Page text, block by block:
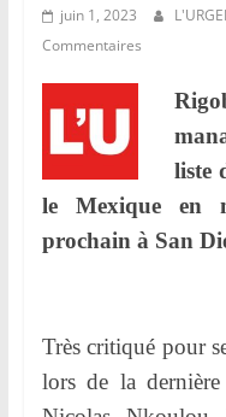
i
l
e
juin 1, 2023
Commentaires
liste
le Mexique en
prochain à San
Très critiqué pour
lors de la